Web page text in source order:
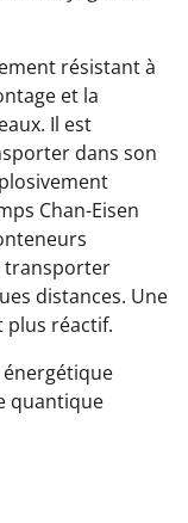
résistant à
et la
Il est
dans son
Chan-Eisen
transporter
distances. Une
plus réactif.
quantique